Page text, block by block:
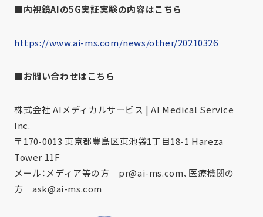
■内視鏡AIの5G実証実験の内容はこちら
https://www.ai-ms.com/news/other/20210326
■お問い合わせはこちら
株式会社 AIメディカルサービス | AI Medical Service
Inc.
〒170-0013 東京都豊島区東池袋1丁目18-1 Hareza
Tower 11F
メール：メディア等の方 pr@ai-ms.com、医療機関の
方 ask@ai-ms.com